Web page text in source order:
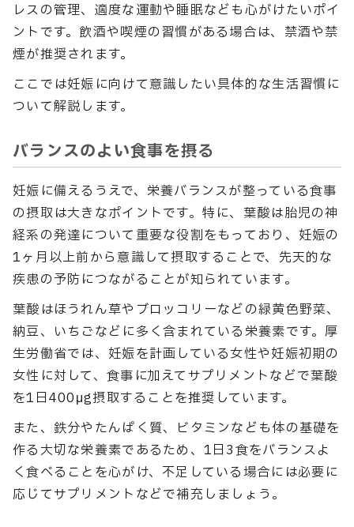
レスの管理、適度な運動や睡眠なども心がけたいポイ
ントです。飲酒や喫煙の習慣がある場合は、禁酒や禁
煙が推奨されます。
ここでは妊娠に向けて意識したい具体的な生活習慣に
ついて解説します。
バランスのよい食事を摂る
妊娠に備えるうえで、栄養バランスが整っている食事
の摂取は大きなポイントです。特に、葉酸は胎児の神
経系の発達について重要な役割をもっており、妊娠の
1ヶ月以上前から意識して摂取することで、先天的な
疾患の予防につながることが知られています。
葉酸はほうれん草やブロッコリーなどの緑黄色野菜、
納豆、いちごなどに多く含まれている栄養素です。厚
生労働省では、妊娠を計画している女性や妊娠初期の
女性に対して、食事に加えてサプリメントなどで葉酸
を1日400μg摂取することを推奨しています。
また、鉄分やたんぱく質、ビタミンなども体の基礎を
作る大切な栄養素であるため、1日3食をバランスよ
く食べることを心がけ、不足している場合には必要に
応じてサプリメントなどで補充しましょう。